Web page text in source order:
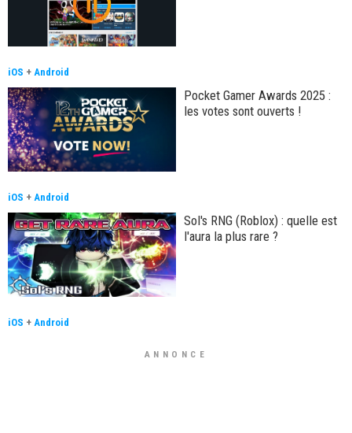
iOS + Android
Pocket Gamer Awards 2025 :
les votes sont ouverts !
iOS + Android
Sol's RNG (Roblox) : quelle est
l'aura la plus rare ?
iOS + Android
ANNONCE